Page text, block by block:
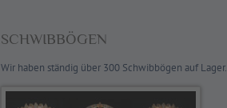
SCHWIBBÖGEN
Wir haben ständig über 300 Schwibbögen auf Lager.